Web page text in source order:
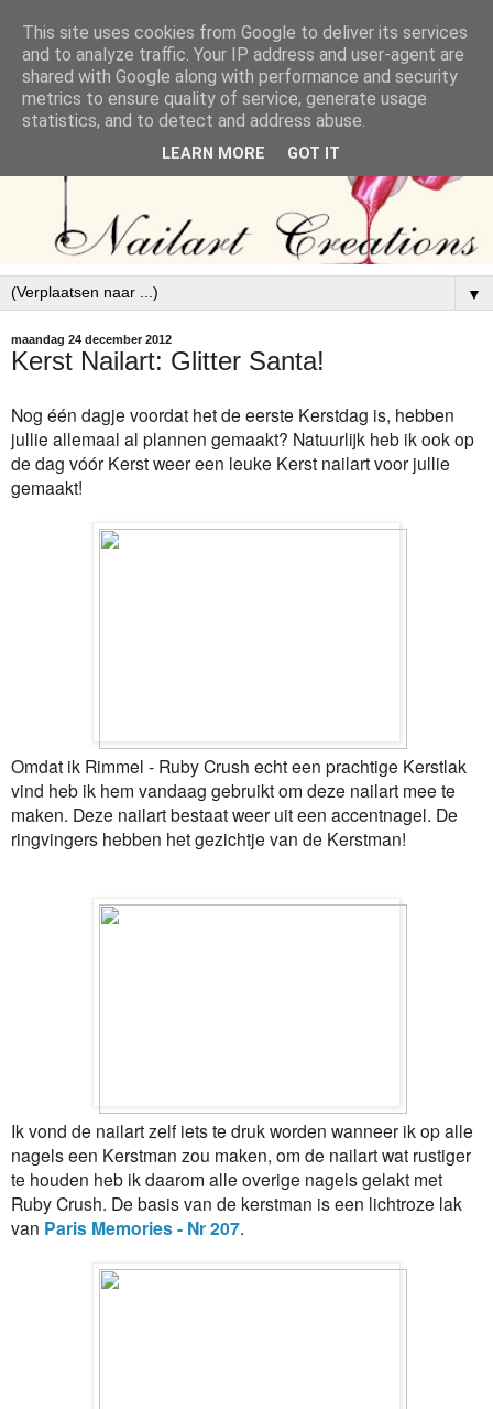
▼
maandag 24 december 2012
Kerst Nailart: Glitter Santa!
Nog één dagje voordat het de eerste Kerstdag is, hebben
jullie allemaal al plannen gemaakt? Natuurlijk heb ik ook op
de dag vóór Kerst weer een leuke Kerst nailart voor jullie
gemaakt!
Omdat ik Rimmel - Ruby Crush echt een prachtige Kerstlak
vind heb ik hem vandaag gebruikt om deze nailart mee te
maken. Deze nailart bestaat weer uit een accentnagel. De
ringvingers hebben het gezichtje van de Kerstman!
Ik vond de nailart zelf iets te druk worden wanneer ik op alle
nagels een Kerstman zou maken, om de nailart wat rustiger
te houden heb ik daarom alle overige nagels gelakt met
Ruby Crush. De basis van de kerstman is een lichtroze lak
van Paris Memories - Nr 207.
This site uses cookies from Google to deliver its services
and to analyze traffic. Your IP address and user-agent are
shared with Google along with performance and security
metrics to ensure quality of service, generate usage
statistics, and to detect and address abuse.
LEARN MORE GOT IT